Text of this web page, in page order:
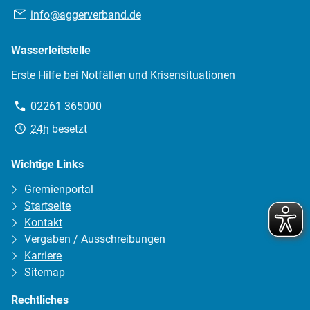
E-
Mail:
info@aggerverband.de
Wasserleitstelle
Erste Hilfe bei Notfällen und Krisensituationen
Telefon:
02261 365000
Erreichbarkeit:
24h besetzt
Wichtige Links
Gremienportal
Startseite
Kontakt
Vergaben / Ausschreibungen
Karriere
Sitemap
Rechtliches